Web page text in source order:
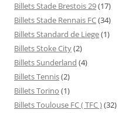
Billets Stade Brestois 29(17)
Billets Stade Rennais FC(34)
Billets Standard de Liege(1)
Billets Stoke City(2)
Billets Sunderland (4)
Billets Tennis(2)
Billets Torino (1)
Billets Toulouse FC ( TFC )(32)